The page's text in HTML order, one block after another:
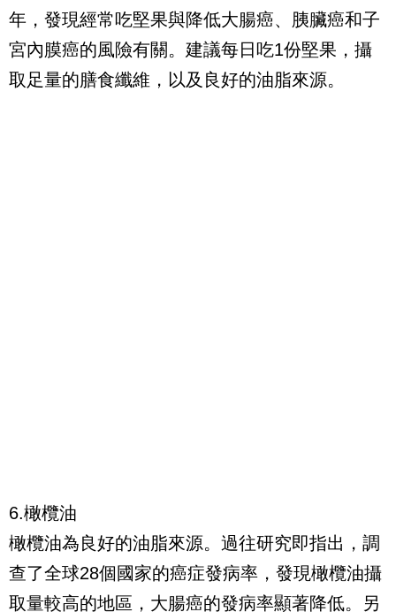
年，發現經常吃堅果與降低大腸癌、胰臟癌和子
宮內膜癌的風險有關。建議每日吃1份堅果，攝
取足量的膳食纖維，以及良好的油脂來源。
6.橄欖油
橄欖油為良好的油脂來源。過往研究即指出，調
查了全球28個國家的癌症發病率，發現橄欖油攝
取量較高的地區，大腸癌的發病率顯著降低。另